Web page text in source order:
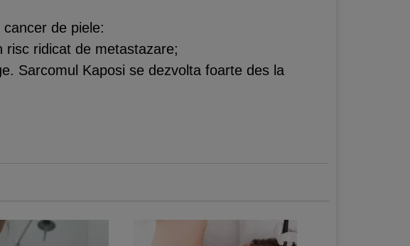
de piele:
risc ridicat de metastazare;
Sarcomul Kaposi se dezvolta foarte des la